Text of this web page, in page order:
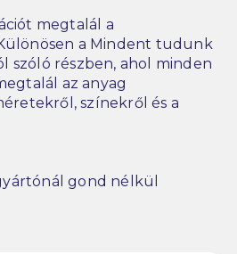
megtalál a
a Mindent tudunk
szóló részben, ahol minden
az anyag
színekről és a
gond nélkül